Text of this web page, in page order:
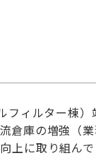
ィルター棟）
倉庫の増強（
上に取り組んで